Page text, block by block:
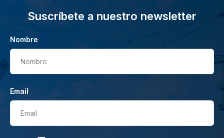
Suscríbete a nuestro newsletter
Nombre
Nombre
Email
Email